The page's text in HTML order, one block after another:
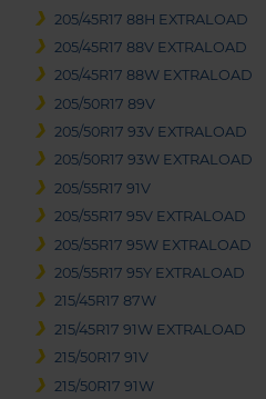
205/45R17 88H EXTRALOAD
205/45R17 88V EXTRALOAD
205/45R17 88W EXTRALOAD
205/50R17 89V
205/50R17 93V EXTRALOAD
205/50R17 93W EXTRALOAD
205/55R17 91V
205/55R17 95V EXTRALOAD
205/55R17 95W EXTRALOAD
205/55R17 95Y EXTRALOAD
215/45R17 87W
215/45R17 91W EXTRALOAD
215/50R17 91V
215/50R17 91W